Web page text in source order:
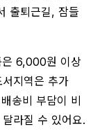
출퇴근길, 잠들
은 6,000원 이상
지역은 추가
송비 부담이 비
라질 수 있어요.